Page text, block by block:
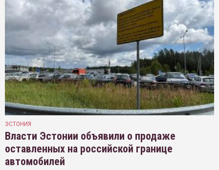
ЭСТОНИЯ
Власти Эстонии объявили о продаже
оставленных на российской границе
автомобилей